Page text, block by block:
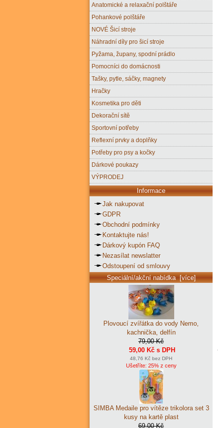
Anatomické a relaxační polštáře
Pohankové polštáře
NOVÉ Šicí stroje
Náhradní díly pro šicí stroje
Pyžama, župany, spodní prádlo
Pomocníci do domácnosti
Tašky, pytle, sáčky, magnety
Hračky
Kosmetika pro děti
Dekorační sítě
Sportovní potřeby
Reflexní prvky a doplňky
Potřeby pro psy a kočky
Dárkové poukazy
VÝPRODEJ
Informace
Jak nakupovat
GDPR
Obchodní podmínky
Kontaktujte nás!
Dárkový kupón FAQ
Nezasílat newslatter
Odstoupení od smlouvy
Speciální/akční nabídka [více]
Plovoucí zvířátka do vody Nemo,
kachnička, delfín
79,00 Kč
59,00 Kč s DPH
48,76 Kč bez DPH
Ušetříte: 25% z ceny
SIMBA Medaile pro vítěze trikolora set 3
kusy na kartě plast
69,00 Kč